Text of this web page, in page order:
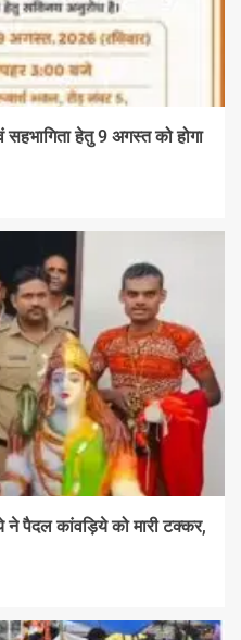
हेतु 9 अगस्त को होगा
ने पैदल कांवड़िये को मारी टक्कर,